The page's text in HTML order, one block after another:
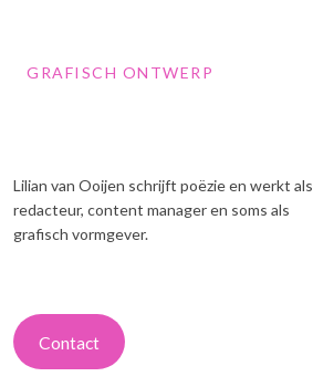
GRAFISCH ONTWERP
Lilian van Ooijen schrijft poëzie en werkt als
redacteur, content manager en soms als
grafisch vormgever.
Contact